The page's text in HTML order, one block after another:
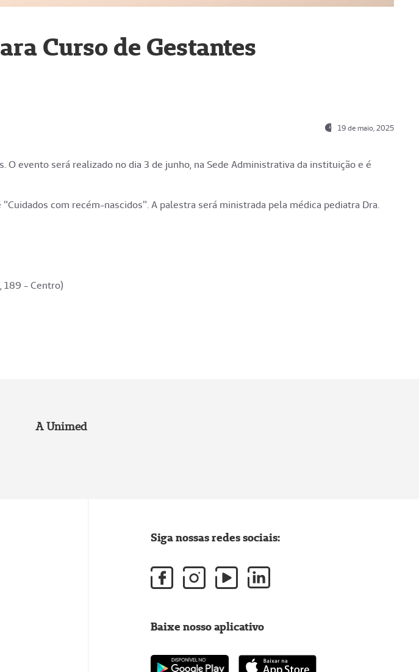
Curso de Gestantes
19 de maio, 2025
evento será realizado no dia 3 de junho, na Sede Administrativa da instituição e é
"Cuidados com recém-nascidos". A palestra será ministrada pela médica pediatra Dra.
189 - Centro)
A Unimed
Siga nossas redes sociais:
Baixe nosso aplicativo